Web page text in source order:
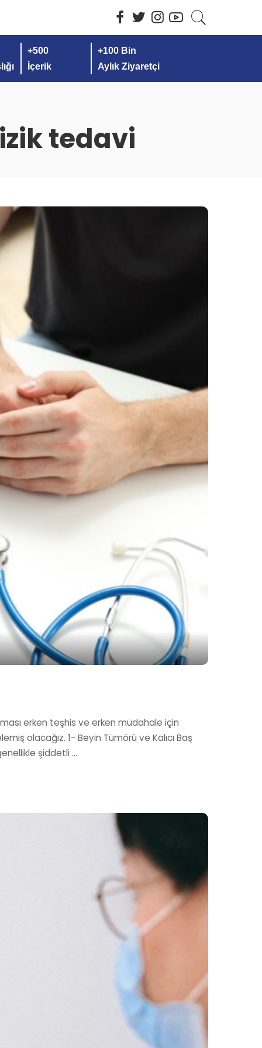
+500
İçerik
+100 Bin
Aylık Ziyaretçi
tedavi
erken teşhis ve erken müdahale için
olacağız. 1- Beyin Tümörü ve Kalıcı Baş
şiddetli ...